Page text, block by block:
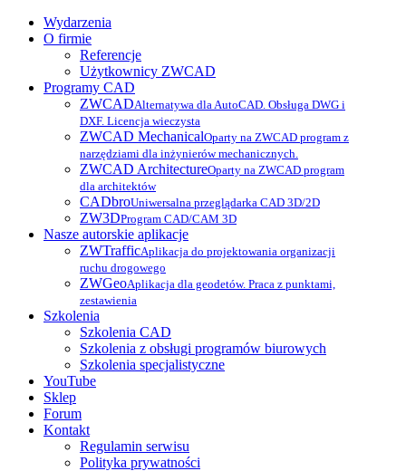
Wydarzenia
O firmie
Referencje
Użytkownicy ZWCAD
Programy CAD
ZWCADAlternatywa dla AutoCAD. Obsługa DWG i
DXF. Licencja wieczysta
ZWCAD MechanicalOparty na ZWCAD program z
narzędziami dla inżynierów mechanicznych.
ZWCAD ArchitectureOparty na ZWCAD program
dla architektów
CADbroUniwersalna przeglądarka CAD 3D/2D
ZW3DProgram CAD/CAM 3D
Nasze autorskie aplikacje
ZWTrafficAplikacja do projektowania organizacji
ruchu drogowego
ZWGeoAplikacja dla geodetów. Praca z punktami,
zestawienia
Szkolenia
Szkolenia CAD
Szkolenia z obsługi programów biurowych
Szkolenia specjalistyczne
YouTube
Sklep
Forum
Kontakt
Regulamin serwisu
Polityka prywatności